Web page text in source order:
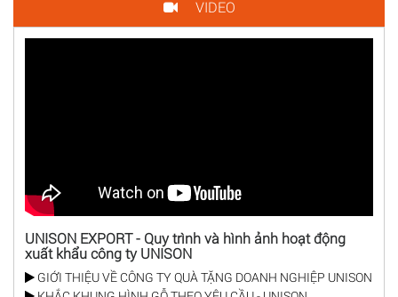
VIDEO
UNISON EXPORT - Quy trình và hình ảnh hoạt động
xuất khẩu công ty UNISON
GIỚI THIỆU VỀ CÔNG TY QUÀ TẶNG DOANH NGHIỆP UNISON